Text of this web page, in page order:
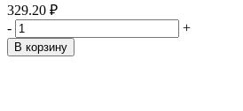
329.20 ₽
-
+
В корзину